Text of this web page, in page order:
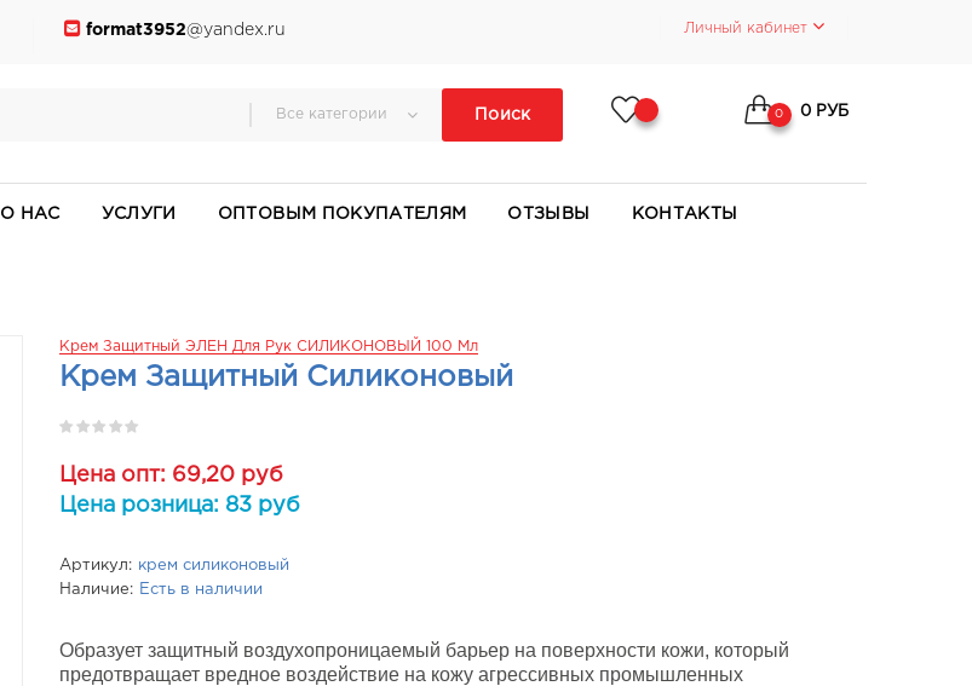
format3952@yandex.ru Личный кабинет
Все категории Поиск 0 0 РУБ
О НАС УСЛУГИ ОПТОВЫМ ПОКУПАТЕЛЯМ ОТЗЫВЫ КОНТАКТЫ
Крем Защитный ЭЛЕН Для Рук СИЛИКОНОВЫЙ 100 Мл
Крем Защитный Силиконовый
Цена опт: 69,20 руб
Цена розница: 83 руб
Артикул: крем силиконовый
Наличие:
Есть в наличии
Образует защитный воздухопроницаемый барьер на поверхности кожи, который
предотвращает вредное воздействие на кожу агрессивных промышленных